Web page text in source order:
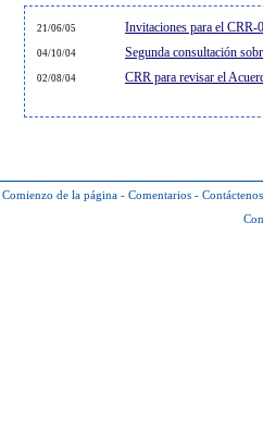
21/06/05 Invitaciones para el CRR-
04/10/04 Segunda consultación
02/08/04 CRR para revisar el
Comienzo de la página - Comentarios - Contáctenos